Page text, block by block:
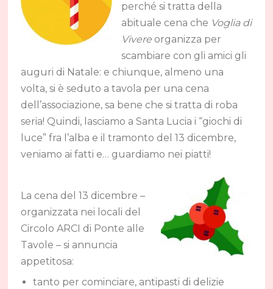
perché si tratta della
abituale cena che Voglia di
Vivere organizza per
scambiare con gli amici gli
auguri di Natale: e chiunque, almeno una
volta, si è seduto a tavola per una cena
dell’associazione, sa bene che si tratta di roba
seria! Quindi, lasciamo a Santa Lucia i “giochi di
luce” fra l’alba e il tramonto del 13 dicembre,
veniamo ai fatti e… guardiamo nei piatti!
La cena del 13 dicembre –
organizzata nei locali del
Circolo ARCI di Ponte alle
Tavole – si annuncia
appetitosa:
tanto per cominciare, antipasti di delizie